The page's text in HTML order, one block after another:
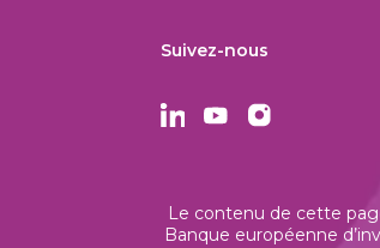
Suivez-nous
Le contenu de cette
Banque européenne